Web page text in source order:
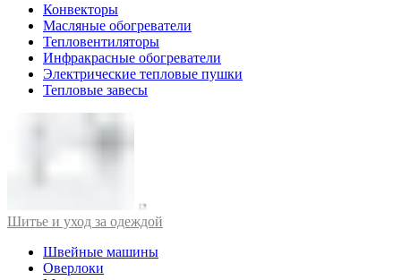
Конвекторы
Масляные обогреватели
Тепловентиляторы
Инфракрасные обогреватели
Электрические тепловые пушки
Тепловые завесы
Шитье и уход за одеждой
Швейные машины
Оверлоки